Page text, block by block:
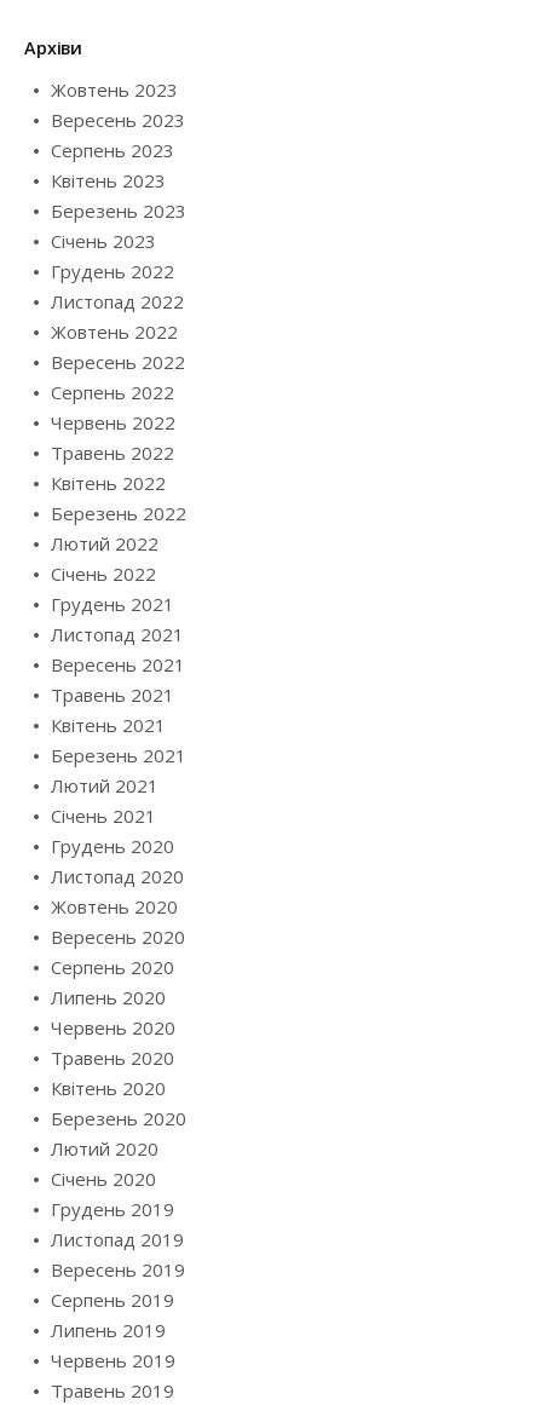
Архіви
Жовтень 2023
Вересень 2023
Серпень 2023
Квітень 2023
Березень 2023
Січень 2023
Грудень 2022
Листопад 2022
Жовтень 2022
Вересень 2022
Серпень 2022
Червень 2022
Травень 2022
Квітень 2022
Березень 2022
Лютий 2022
Січень 2022
Грудень 2021
Листопад 2021
Вересень 2021
Травень 2021
Квітень 2021
Березень 2021
Лютий 2021
Січень 2021
Грудень 2020
Листопад 2020
Жовтень 2020
Вересень 2020
Серпень 2020
Липень 2020
Червень 2020
Травень 2020
Квітень 2020
Березень 2020
Лютий 2020
Січень 2020
Грудень 2019
Листопад 2019
Вересень 2019
Серпень 2019
Липень 2019
Червень 2019
Травень 2019